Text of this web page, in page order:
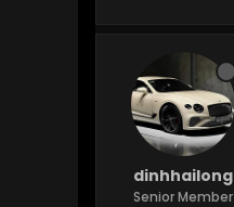
dinhhailong
Senior Member